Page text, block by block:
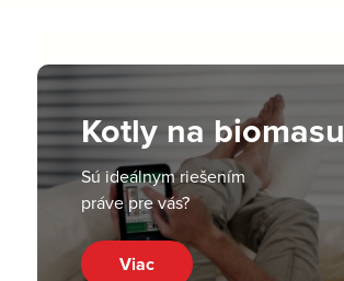
Kotly na biomasu
Sú ideálnym riešením
práve pre vás?
Viac